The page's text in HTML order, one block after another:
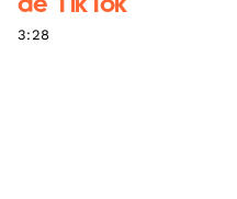
de TikTok
3:28